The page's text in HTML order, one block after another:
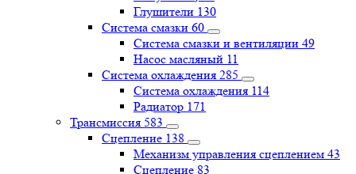
Глушители 130
Система смазки 60
Система смазки и вентиляции 49
Насос масляный 11
Система охлаждения 285
Система охлаждения 114
Радиатор 171
Трансмиссия 583
Сцепление 138
Механизм управления сцеплением 43
Сцепление 83